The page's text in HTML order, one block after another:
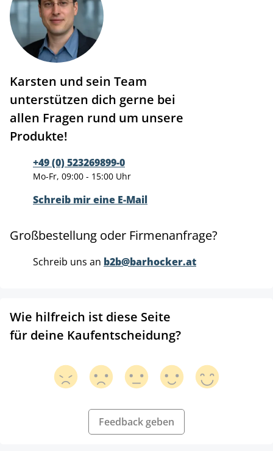
Karsten und sein Team
unterstützen dich gerne bei
allen Fragen rund um unsere
Produkte!
+49 (0) 523269899-0
Mo-Fr, 09:00 - 15:00 Uhr
Schreib mir eine E-Mail
Großbestellung oder Firmenanfrage?
Schreib uns an b2b@barhocker.at
Wie hilfreich ist diese Seite
für deine Kaufentscheidung?
Feedback geben